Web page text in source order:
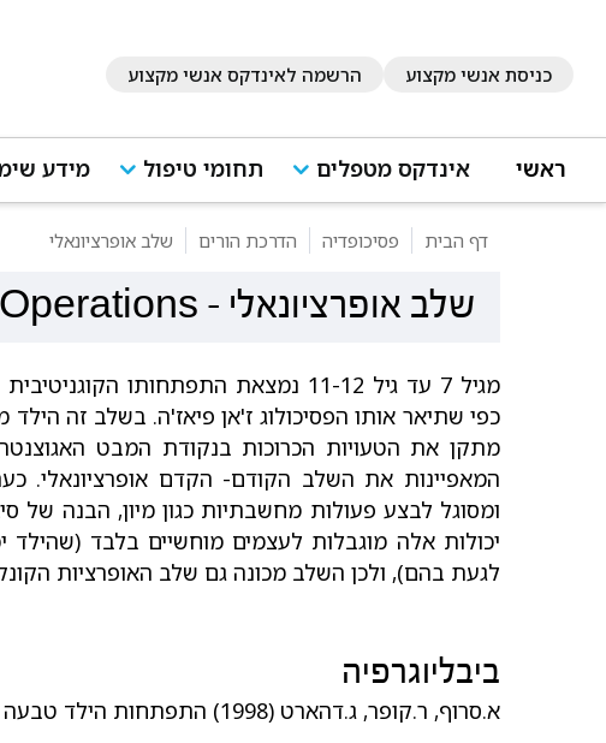
כניסת אנשי מקצוע הרשמה לאינדקס אנשי מקצוע
ראשי אינדקס מטפלים תחומי טיפול מידע
דף הבית פסיכופדיה הדרכת הורים שלב אופרציונאלי
- שלב אופרציונאלי
מגיל 7 עד גיל 11-12 נמצאת התפתחותו
כפי שתיאר אותו הפסיכולוג ז'אן פיאז'ה. בשלב זה
מתקן את הטעויות הכרוכות בנקודת המבט
המאפיינות את השלב הקודם- הקדם אופרציונאלי.
ומסוגל לבצע פעולות מחשבתיות כגון מיון, הבנה של
יכולות אלה מוגבלות לעצמים מוחשיים בלבד (שהילד
לגעת בהם), ולכן השלב מכונה גם שלב האופרציות
ביבליוגרפיה
א.סרוף, ר.קופר, ג.דהארט (1998) התפתחות הילד טבעה ומהלכה, האוניברסיטה הפתוחה.